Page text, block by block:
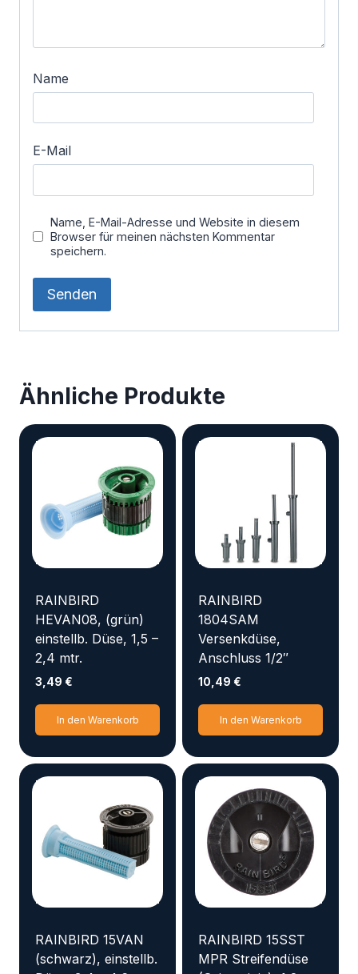
Name
E-Mail
Name, E-Mail-Adresse und Website in diesem
Browser für meinen nächsten Kommentar
speichern.
Ähnliche Produkte
RAINBIRD
HEVAN08, (grün)
einstellb. Düse, 1,5 –
2,4 mtr.
3,49 €
In den Warenkorb
RAINBIRD
1804SAM
Versenkdüse,
Anschluss 1/2″
10,49 €
In den Warenkorb
RAINBIRD 15VAN
(schwarz), einstellb.
RAINBIRD 15SST
MPR Streifendüse